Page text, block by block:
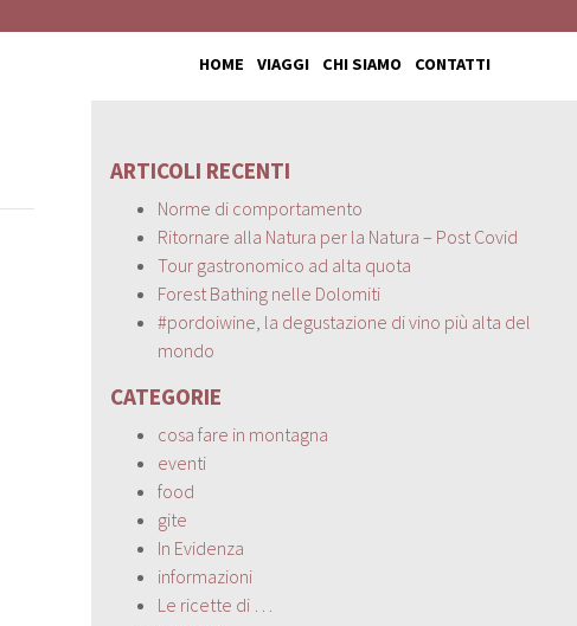
HOME VIAGGI CHI SIAMO CONTATTI
ARTICOLI RECENTI
Norme di comportamento
Ritornare alla Natura per la Natura – Post Covid
Tour gastronomico ad alta quota
Forest Bathing nelle Dolomiti
#pordoiwine, la degustazione di vino più alta del
mondo
CATEGORIE
cosa fare in montagna
eventi
food
gite
In Evidenza
informazioni
Le ricette di …